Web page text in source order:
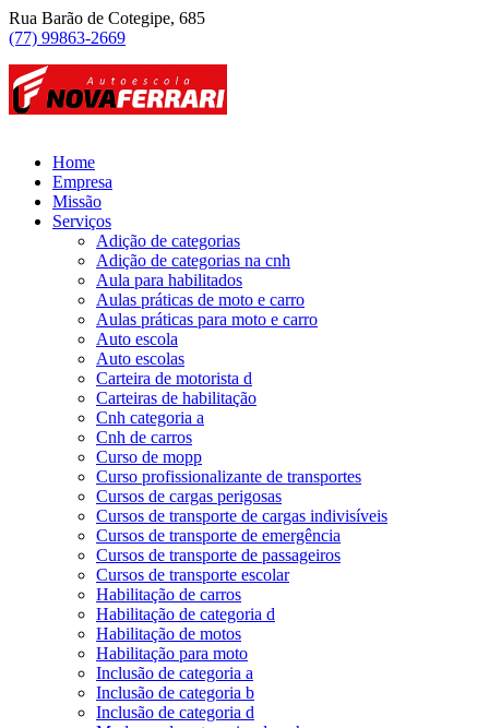
Rua Barão de Cotegipe, 685
(77) 99863-2669
Home
Empresa
Missão
Serviços
Adição de categorias
Adição de categorias na cnh
Aula para habilitados
Aulas práticas de moto e carro
Aulas práticas para moto e carro
Auto escola
Auto escolas
Carteira de motorista d
Carteiras de habilitação
Cnh categoria a
Cnh de carros
Curso de mopp
Curso profissionalizante de transportes
Cursos de cargas perigosas
Cursos de transporte de cargas indivisíveis
Cursos de transporte de emergência
Cursos de transporte de passageiros
Cursos de transporte escolar
Habilitação de carros
Habilitação de categoria d
Habilitação de motos
Habilitação para moto
Inclusão de categoria a
Inclusão de categoria b
Inclusão de categoria d